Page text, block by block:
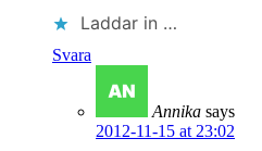
Laddar in …
Svara
Annika says
2012-11-15 at 23:02